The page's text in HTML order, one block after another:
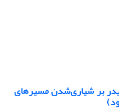
بر شیاری‌‌شدن مسیرهای